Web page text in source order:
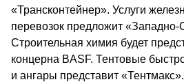
«Трансконтейнер». Услуги
перевозок предложит
Строительная химия будет
концерна BASF. Тентовые
и ангары представит